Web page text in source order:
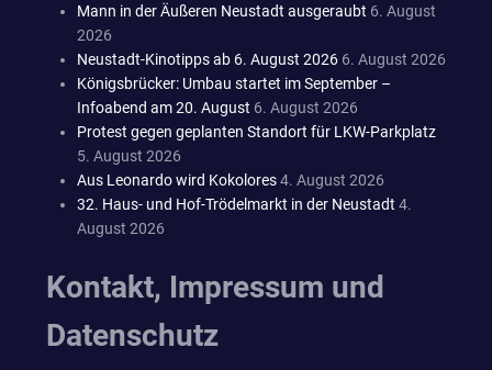
Mann in der Äußeren Neustadt ausgeraubt 6. August
2026
Neustadt-Kinotipps ab 6. August 2026 6. August 2026
Königsbrücker: Umbau startet im September –
Infoabend am 20. August 6. August 2026
Protest gegen geplanten Standort für LKW-Parkplatz
5. August 2026
Aus Leonardo wird Kokolores4. August 2026
32. Haus- und Hof-Trödelmarkt in der Neustadt 4.
August 2026
Kontakt, Impressum und
Datenschutz